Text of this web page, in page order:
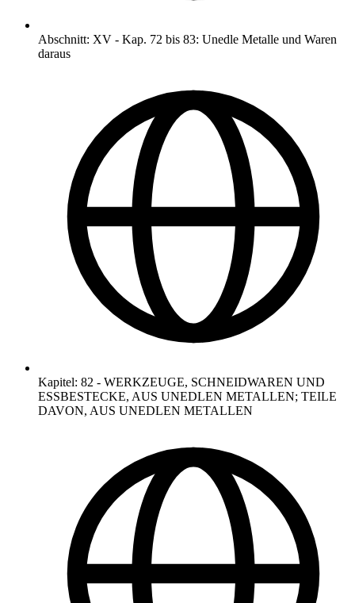
Abschnitt: XV - Kap. 72 bis 83: Unedle Metalle und Waren
daraus
Kapitel: 82 - WERKZEUGE, SCHNEIDWAREN UND
ESSBESTECKE, AUS UNEDLEN METALLEN; TEILE
DAVON, AUS UNEDLEN METALLEN